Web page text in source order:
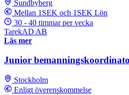
Sundbyberg
Mellan 1SEK och 1SEK Lön
30 - 40 timmar per vecka
TarekAD AB
Läs mer
Junior
Stockholm
Enligt överenskommelse